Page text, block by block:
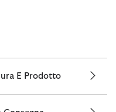
E Prodotto